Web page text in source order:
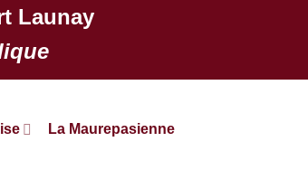
Launay
La Maurepasienne